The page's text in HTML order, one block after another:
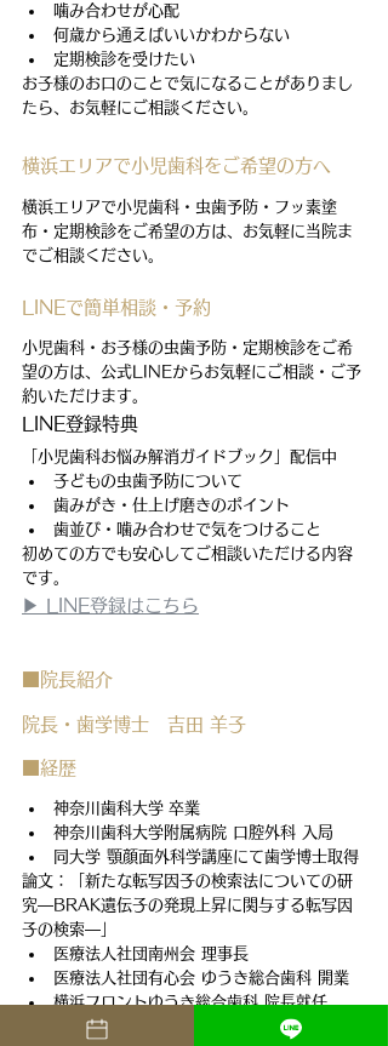
噛み合わせが心配
何歳から通えばいいかわからない
定期検診を受けたい
お子様のお口のことで気になることがありまし
たら、お気軽にご相談ください。
横浜エリアで小児歯科をご希望の方へ
横浜エリアで小児歯科・虫歯予防・フッ素塗
布・定期検診をご希望の方は、お気軽に当院ま
でご相談ください。
LINEで簡単相談・予約
小児歯科・お子様の虫歯予防・定期検診をご希
望の方は、公式LINEからお気軽にご相談・ご予
約いただけます。
LINE登録特典
「小児歯科お悩み解消ガイドブック」配信中
子どもの虫歯予防について
歯みがき・仕上げ磨きのポイント
歯並び・噛み合わせで気をつけること
初めての方でも安心してご相談いただける内容
です。
▶ LINE登録はこちら
■院長紹介
院長・歯学博士　吉田 羊子
■経歴
神奈川歯科大学 卒業
神奈川歯科大学附属病院 口腔外科 入局
同大学 顎顔面外科学講座にて歯学博士取得
論文：「新たな転写因子の検索法についての研
究―BRAK遺伝子の発現上昇に関与する転写因
子の検索―」
医療法人社団南州会 理事長
医療法人社団有心会 ゆうき総合歯科 開業
横浜フロントゆうき総合歯科 院長就任
■資格・所属